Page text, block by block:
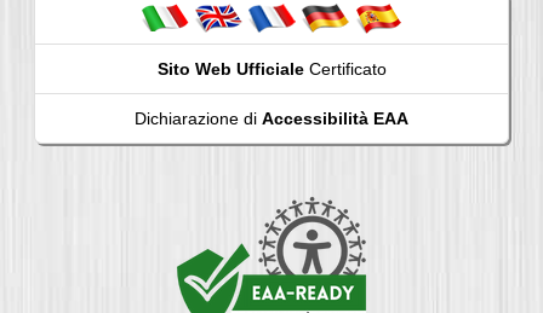
Sito Web UfficialeCertificato
Dichiarazione di Accessibilità EAA